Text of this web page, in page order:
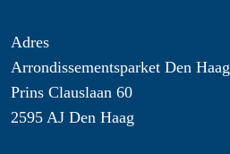
Adres
Arrondissementsparket Den Haag
Prins Clauslaan 60
2595 AJ Den Haag